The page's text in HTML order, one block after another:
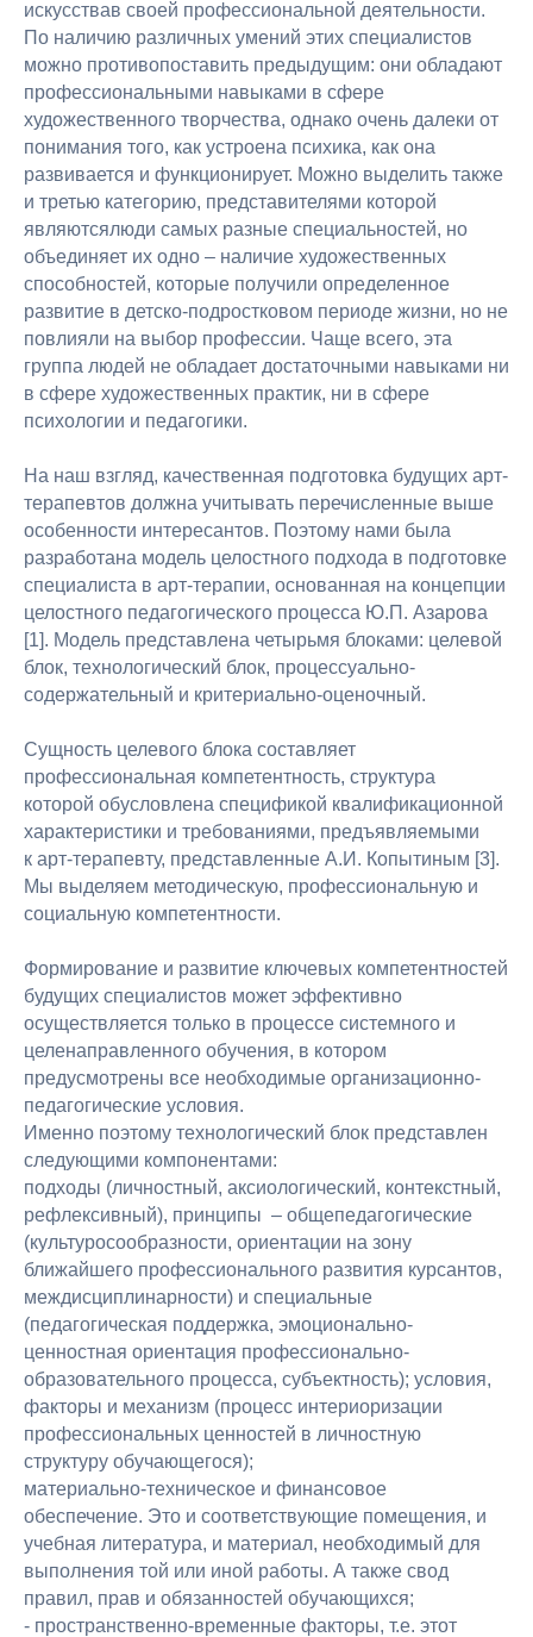
искусствав своей профессиональной деятельности.
По наличию различных умений этих специалистов
можно противопоставить предыдущим: они обладают
профессиональными навыками в сфере
художественного творчества, однако очень далеки от
понимания того, как устроена психика, как она
развивается и функционирует. Можно выделить также
и третью категорию, представителями которой
являютсялюди самых разные специальностей, но
объединяет их одно – наличие художественных
способностей, которые получили определенное
развитие в детско-подростковом периоде жизни, но не
повлияли на выбор профессии. Чаще всего, эта
группа людей не обладает достаточными навыками ни
в сфере художественных практик, ни в сфере
психологии и педагогики.
На наш взгляд, качественная подготовка будущих арт-
терапевтов должна учитывать перечисленные выше
особенности интересантов. Поэтому нами была
разработана модель целостного подхода в подготовке
специалиста в арт-терапии, основанная на концепции
целостного педагогического процесса Ю.П. Азарова
[1]. Модель представлена четырьмя блоками: целевой
блок, технологический блок, процессуально-
содержательный и критериально-оценочный.
Сущность целевого блока составляет
профессиональная компетентность, структура
которой обусловлена спецификой квалификационной
характеристики и требованиями, предъявляемыми
к арт-терапевту, представленные А.И. Копытиным [3].
Мы выделяем методическую, профессиональную и
социальную компетентности.
Формирование и развитие ключевых компетентностей
будущих специалистов может эффективно
осуществляется только в процессе системного и
целенаправленного обучения, в котором
предусмотрены все необходимые организационно-
педагогические условия.
Именно поэтому технологический блок представлен
следующими компонентами:
подходы (личностный, аксиологический, контекстный,
рефлексивный), принципы – общепедагогические
(культуросообразности, ориентации на зону
ближайшего профессионального развития курсантов,
междисциплинарности) и специальные
(педагогическая поддержка, эмоционально-
ценностная ориентация профессионально-
образовательного процесса, субъектность); условия,
факторы и механизм (процесс интериоризации
профессиональных ценностей в личностную
структуру обучающегося);
материально-техническое и финансовое
обеспечение. Это и соответствующие помещения, и
учебная литература, и материал, необходимый для
выполнения той или иной работы. А также свод
правил, прав и обязанностей обучающихся;
- пространственно-временные факторы, т.е. этот